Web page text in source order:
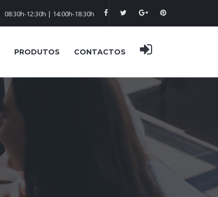
08:30h-12:30h | 14:00h-18:30h
PRODUTOS CONTACTOS